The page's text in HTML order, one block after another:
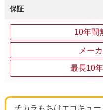
保証
10年間
メー
最長10
チカラもちはエコキュ